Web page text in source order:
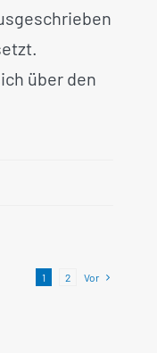
über den
1 2 Vor